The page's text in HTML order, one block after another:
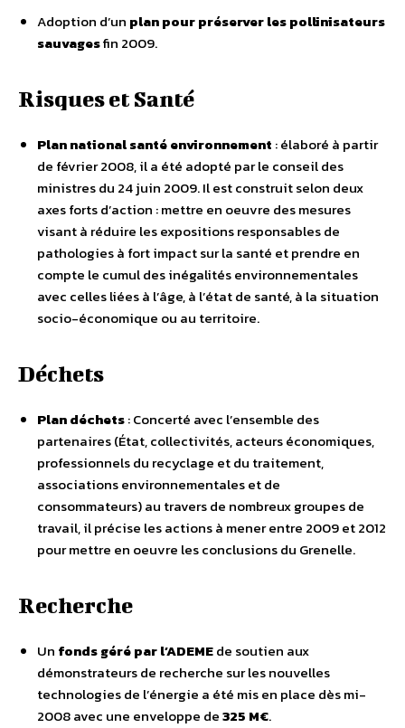
Adoption d’un plan pour préserver les pollinisateurs
sauvagesfin 2009.
Risques et Santé
Plan national santé environnement : élaboré à partir
de février 2008, il a été adopté par le conseil des
ministres du 24 juin 2009. Il est construit selon deux
axes forts d’action : mettre en oeuvre des mesures
visant à réduire les expositions responsables de
pathologies à fort impact sur la santé et prendre en
compte le cumul des inégalités environnementales
avec celles liées à l’âge, à l’état de santé, à la situation
socio-économique ou au territoire.
Déchets
Plan déchets: Concerté avec l’ensemble des
partenaires (État, collectivités, acteurs économiques,
professionnels du recyclage et du traitement,
associations environnementales et de
consommateurs) au travers de nombreux groupes de
travail, il précise les actions à mener entre 2009 et 2012
pour mettre en oeuvre les conclusions du Grenelle.
Recherche
Un fonds géré par l’ADEMEde soutien aux
démonstrateurs de recherche sur les nouvelles
technologies de l’énergie a été mis en place dès mi-
2008 avec une enveloppe de325 M€.